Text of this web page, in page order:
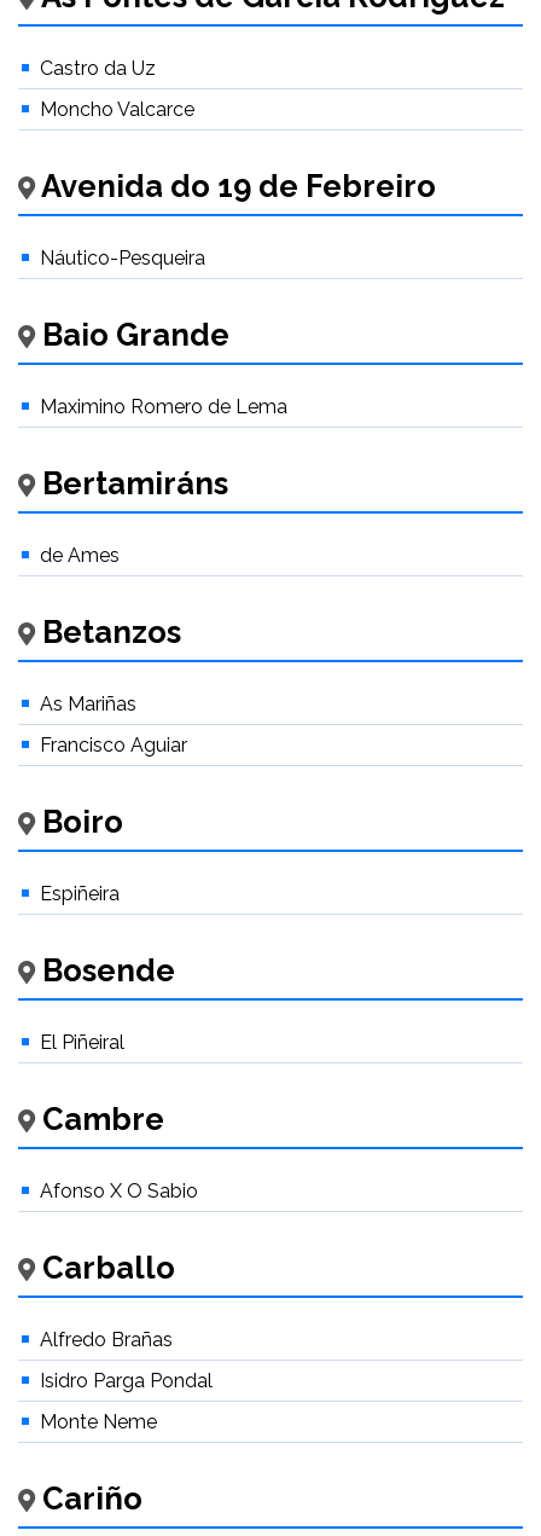
Castro da Uz
Moncho Valcarce
Avenida do 19 de Febreiro
Náutico-Pesqueira
Baio Grande
Maximino Romero de Lema
Bertamiráns
de Ames
Betanzos
As Mariñas
Francisco Aguiar
Boiro
Espiñeira
Bosende
El Piñeiral
Cambre
Afonso X O Sabio
Carballo
Alfredo Brañas
Isidro Parga Pondal
Monte Neme
Cariño